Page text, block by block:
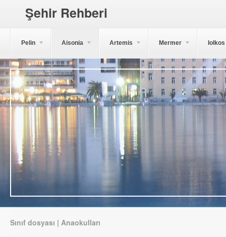
Şehir Rehberi
Pelin Aisonia Artemis Mermer Iolkos
Sınıf dosyası | Anaokulları